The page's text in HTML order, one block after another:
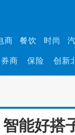
商 餐饮 时尚
商 保险 创新
能好搭